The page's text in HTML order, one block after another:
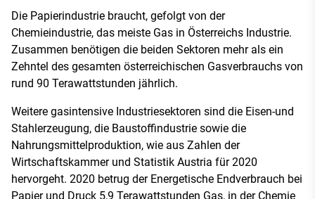
Die Papierindustrie braucht, gefolgt von der
Chemieindustrie, das meiste Gas in Österreichs Industrie.
Zusammen benötigen die beiden Sektoren mehr als ein
Zehntel des gesamten österreichischen Gasverbrauchs von
rund 90 Terawattstunden jährlich.
Weitere gasintensive Industriesektoren sind die Eisen-und
Stahlerzeugung, die Baustoffindustrie sowie die
Nahrungsmittelproduktion, wie aus Zahlen der
Wirtschaftskammer und Statistik Austria für 2020
hervorgeht. 2020 betrug der Energetische Endverbrauch bei
Papier und Druck 5,9 Terawattstunden Gas, in der Chemie